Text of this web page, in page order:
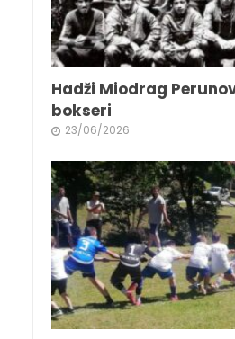
Hadži Miodrag
bokseri
23/06/2026